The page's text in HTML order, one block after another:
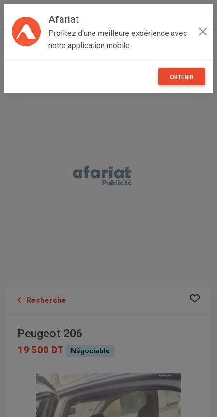
Afariat
Profitez d'une meilleure expérience avec
notre application mobile.
OBTENIR
Accueil Véhicules Grand Tunis
Recherche
Peugeot 206
19 500 DT Négociable